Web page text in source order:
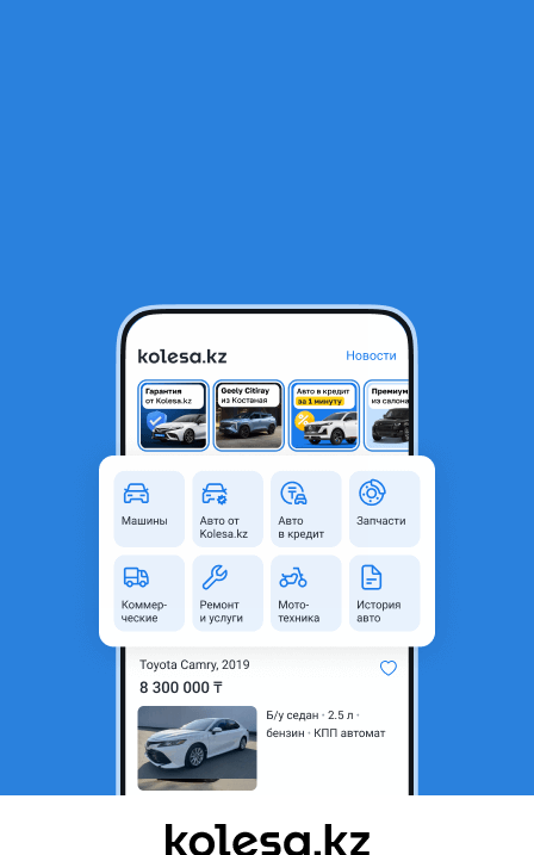
Двигателя и акпп максима цефиро а32 а33
Объявление находится в архиве и может быть
неактуальным.
Алматы, Алматинская
область
Рыскулова Емцова Бак Орда
Комментарий продавца
Продам контрактные двигателя из японии на ниссан
максима цефиро а32 а33. Объём 2.0 2.5 нео. Neo. Рулевые
цефиро. Компрессор кондиционера. Генератор. Бампера.